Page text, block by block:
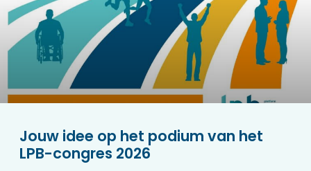
Jouw idee op het podium van het
LPB-congres 2026